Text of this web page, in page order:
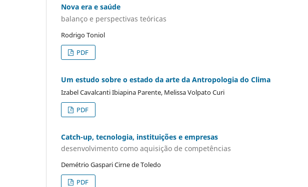
Nova era e saúde
balanço e perspectivas teóricas
Rodrigo Toniol
PDF
Um estudo sobre o estado da arte da Antropologia do Clima
Izabel Cavalcanti Ibiapina Parente, Melissa Volpato Curi
PDF
Catch-up, tecnologia, instituições e empresas
desenvolvimento como aquisição de competências
Demétrio Gaspari Cirne de Toledo
PDF